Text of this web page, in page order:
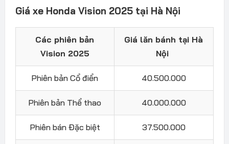
Giá xe Honda Vision 2025 tại Hà Nội
Các phiên bản
Vision 2025
Giá lăn bánh tại Hà
Nội
Phiên bản Cổ điển 40.500.000
Phiên bản Thể thao 40.000.000
Phiên bán Đặc biệt 37.500.000